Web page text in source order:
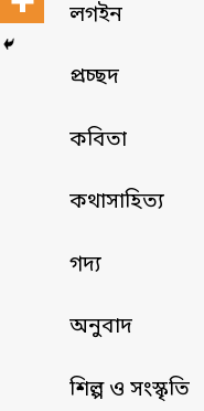
লগইন
প্রচ্ছদ
কবিতা
কথাসাহিত্য
গদ্য
অনুবাদ
শিল্প ও সংস্কৃতি